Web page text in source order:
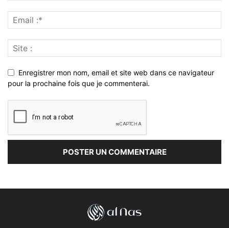
Enregistrer mon nom, email et site web dans ce navigateur
pour la prochaine fois que je commenterai.